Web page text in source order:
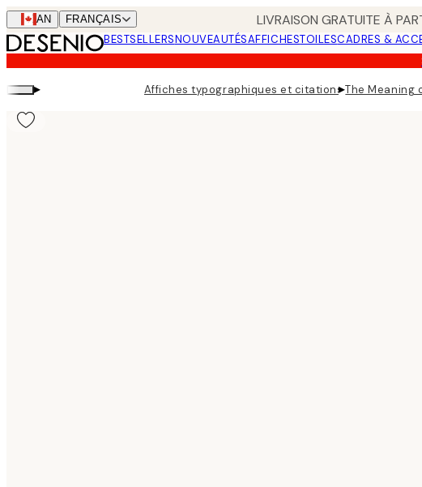
Skip
to
main
content.
CAN FRANÇAIS LIVRAISON GRATUITE À
BESTSELLERSNOUVEAUTÉSAFFICHESTOILESCADRES &
▸ Affiches typographiques et citations▸The Meaning